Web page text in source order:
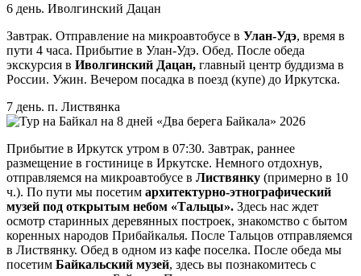
6 день. Иволгинский Дацан
Завтрак. Отправление на микроавтобусе в Улан-Удэ, время в
пути 4 часа. Прибытие в Улан-Удэ. Обед. После обеда
экскурсия в Иволгинский Дацан, главный центр буддизма в
России. Ужин. Вечером посадка в поезд (купе) до Иркутска.
7 день. п. Листвянка
Прибытие в Иркутск утром в 07:30. Завтрак, раннее
размещение в гостинице в Иркутске. Немного отдохнув,
отправляемся на микроавтобусе в Листвянку (примерно в 10
ч.). По пути мы посетим архитектурно-этнографический
музей под открытым небом «Тальцы». Здесь нас ждет
осмотр старинных деревянных построек, знакомство с бытом
коренных народов Прибайкалья. После Тальцов отправляемся
в Листвянку. Обед в одном из кафе поселка. После обеда мы
посетим Байкальский музей, здесь вы познакомитесь с